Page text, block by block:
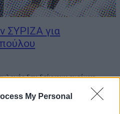
My Personal
ΣΥΡΙΖΑ για
δεν δείχνουν ευοίωνο
υποψήφιοι για τους
δεν βρίσκονται στις βασικές